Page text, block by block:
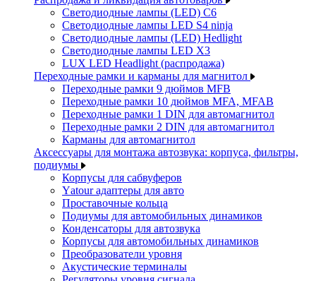
Светодиодные лампы (LED) C6
Светодиодные лампы LED S4 ninja
Светодиодные лампы (LED) Hedlight
Светодиодные лампы LED X3
LUX LED Headlight (распродажа)
Переходные рамки и карманы для магнитол
Переходные рамки 9 дюймов MFB
Переходные рамки 10 дюймов MFA, MFAB
Переходные рамки 1 DIN для автомагнитол
Переходные рамки 2 DIN для автомагнитол
Карманы для автомагнитол
Аксессуары для монтажа автозвука: корпуса, фильтры,
подиумы
Корпусы для сабвуферов
Yаtour адаптеры для авто
Проставочные кольца
Подиумы для автомобильных динамиков
Конденсаторы для автозвука
Корпусы для автомобильных динамиков
Преобразователи уровня
Акустические терминалы